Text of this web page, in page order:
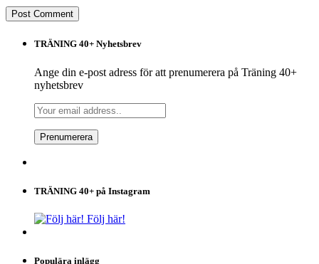
TRÄNING 40+ Nyhetsbrev
Ange din e-post adress för att prenumerera på Träning 40+
nyhetsbrev
TRÄNING 40+ på Instagram
Följ här!
Populära inlägg